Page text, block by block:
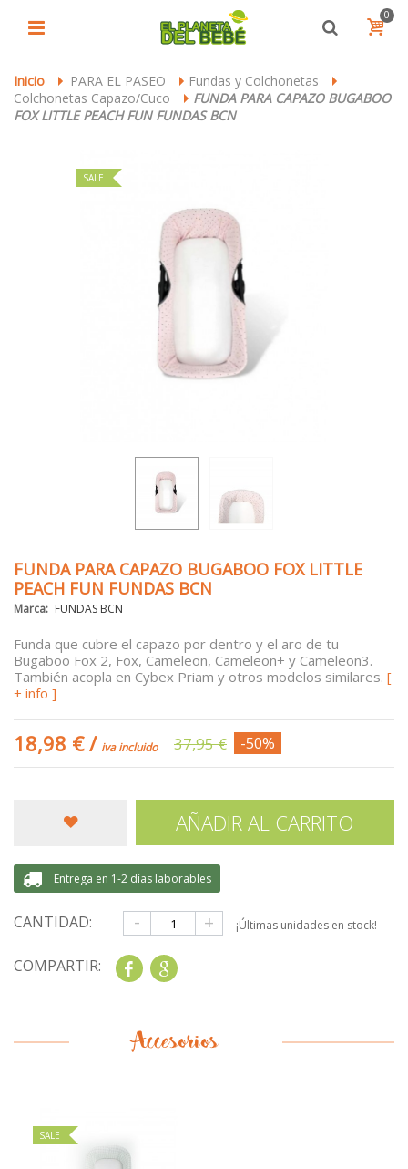
0
Inicio > PARA EL PASEO > Fundas y Colchonetas >
Colchonetas Capazo/Cuco > FUNDA PARA CAPAZO BUGABOO
FOX LITTLE PEACH FUN FUNDAS BCN
SALE
FUNDA PARA CAPAZO BUGABOO FOX LITTLE
PEACH FUN FUNDAS BCN
Marca: FUNDAS BCN
Funda que cubre el capazo por dentro y el aro de tu
Bugaboo Fox 2, Fox, Cameleon, Cameleon+ y Cameleon3.
También acopla en Cybex Priam y otros modelos similares. [
+ info ]
18,98 €/ iva incluido 37,95 € -50%
AÑADIR AL CARRITO
Entrega en 1-2 días laborables
CANTIDAD: - + ¡Últimas unidades en stock!
COMPARTIR: Share
Accesorios
SALE